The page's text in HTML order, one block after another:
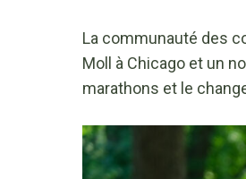
La communauté des
Moll à Chicago et un
marathons et le